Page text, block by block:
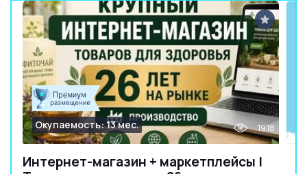
Интернет-магазин + маркетплейсы |
Окупаемость: 13 мес. 1918